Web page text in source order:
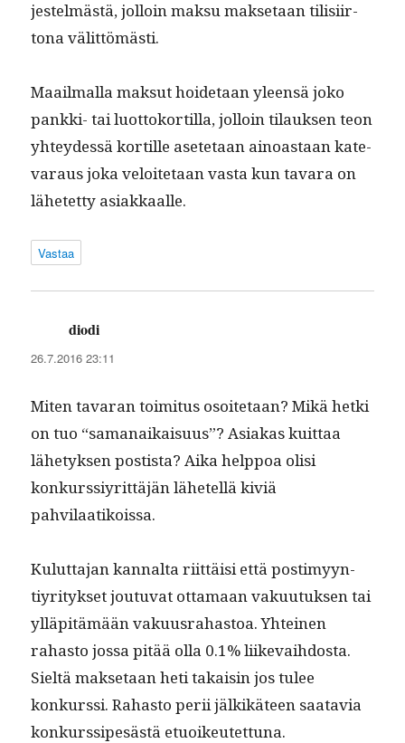
jestelmästä, jol­loin mak­su mak­se­taan tilisi­ir­
tona välittömästi.
Maail­mal­la mak­sut hoide­taan yleen­sä joko
pank­ki- tai luot­toko­r­tilla, jol­loin tilauk­sen teon
yhtey­dessä kor­tille asete­taan ain­oas­taan kat­e­
va­raus joka veloite­taan vas­ta kun tavara on
lähetet­ty asiakkaalle.
Vastaa
diodi
26.7.2016 23:11
Miten tavaran toim­i­tus osoite­taan? Mikä het­ki
on tuo “samanaikaisu­us”? Asi­akas kuit­taa
lähetyk­sen postista? Aika help­poa olisi
konkurssiyrit­täjän lähetel­lä kiviä
pahvilaatikoissa.
Kulut­ta­jan kannal­ta riit­täisi että pos­timyyn­
tiyri­tyk­set joutu­vat otta­maan vaku­u­tuk­sen tai
ylläpitämään vaku­us­ra­has­toa. Yhteinen
rahas­to jos­sa pitää olla 0.1% liike­vai­h­dos­ta.
Sieltä mak­se­taan heti takaisin jos tulee
konkurssi. Rahas­to perii jälkikä­teen saatavia
konkurssipesästä etuoikeutettuna.